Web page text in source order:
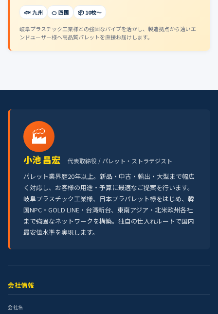
🐟 九州 🍊 四国 📦 10枚〜
岐阜プラスチック工業様との強固なパイプを活かし、製造拠点から遠いエ
ンドユーザー様へ高品質パレットを直接お届けします。
🏭
小池 昌宏 代表取締役 / パレット・ストラテジスト
パレット業界歴20年以上。新品・中古・輸出・大型まで幅広
く対応し、お客様の用途・予算に最適なご提案を行います。
岐阜プラスチック工業様、日本プラパレット様をはじめ、韓
国NPC・GOLD LINE・台湾新台、東南アジア・北米欧州各社
まで強固なネットワークを構築。独自の仕入れルートで国内
最安値水準を実現します。
会社情報
会社名